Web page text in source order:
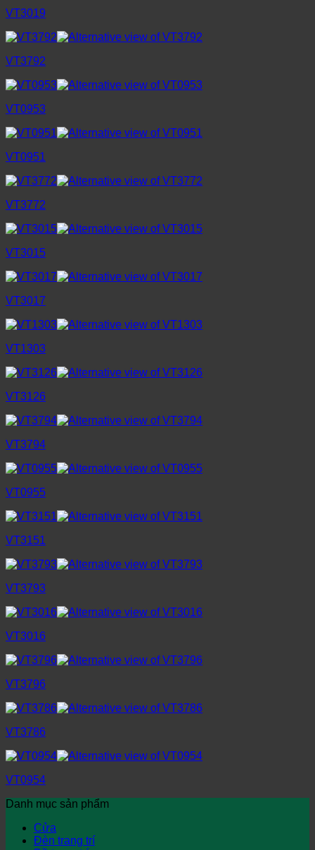
VT3019
VT3792
VT0953
VT0951
VT3772
VT3015
VT3017
VT1303
VT3126
VT3794
VT0955
VT3151
VT3793
VT3016
VT3796
VT3786
VT0954
Danh mục sản phẩm
Cửa
Đèn trang trí